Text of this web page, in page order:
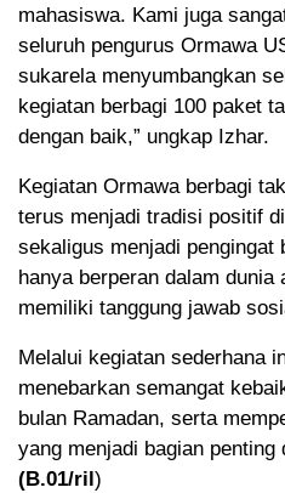
mahasiswa. Kami juga
seluruh pengurus Ormawa
sukarela menyumbangkan
kegiatan berbagi 100 paket
dengan baik,” ungkap Izhar.
Kegiatan Ormawa berbagi
terus menjadi tradisi positif
sekaligus menjadi pengingat
hanya berperan dalam
memiliki tanggung jawab
Melalui kegiatan sederhana
menebarkan semangat
bulan Ramadan, serta
yang menjadi bagian
(B.01/ril )